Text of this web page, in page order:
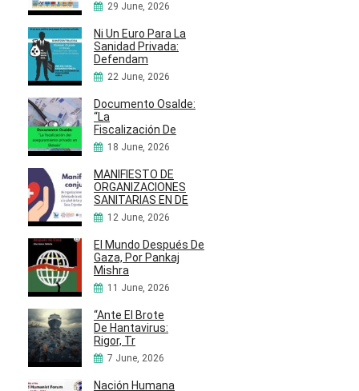
29 June, 2026
Ni Un Euro Para La
Sanidad Privada:
Defendam
22 June, 2026
Documento Osalde:
“La
Fiscalización De
18 June, 2026
MANIFIESTO DE
ORGANIZACIONES
SANITARIAS EN DE
12 June, 2026
El Mundo Después De
Gaza, Por Pankaj
Mishra
11 June, 2026
“Ante El Brote
De Hantavirus:
Rigor, Tr
7 June, 2026
Nación Humana